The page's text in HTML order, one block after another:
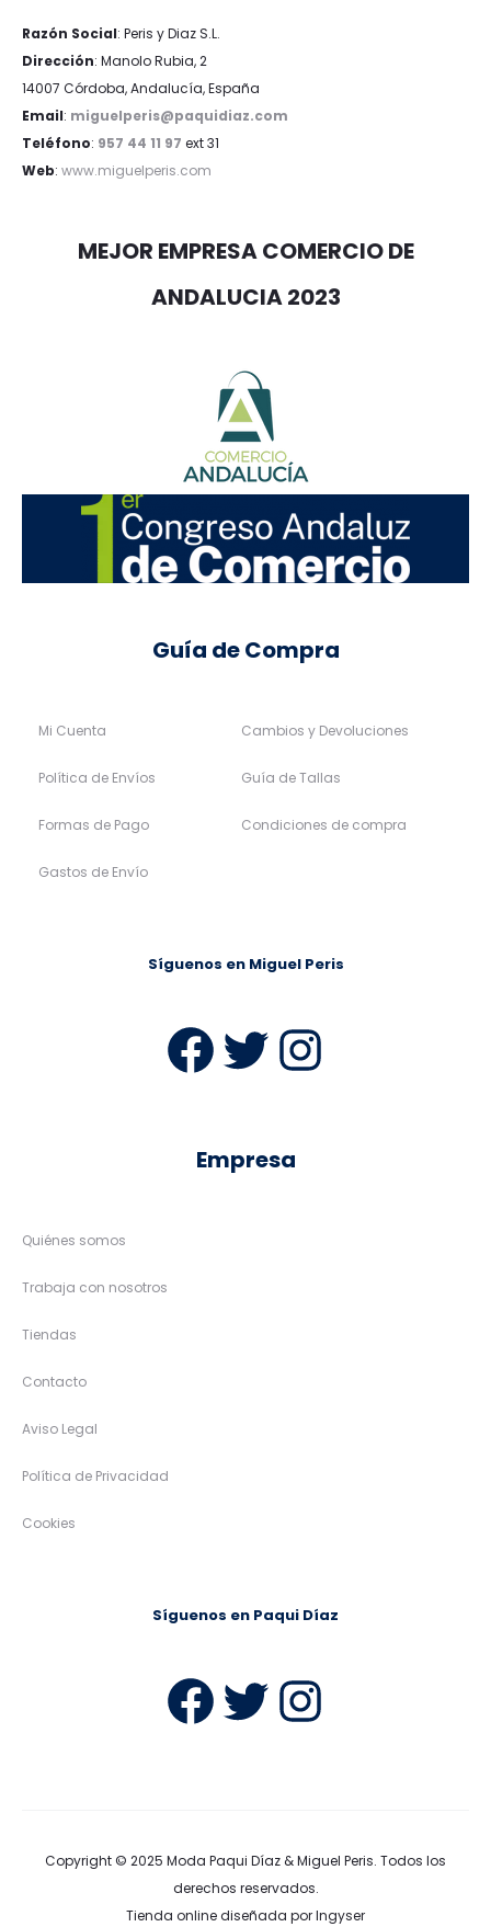
Razón Social: Peris y Diaz S.L.
Dirección: Manolo Rubia, 2
14007 Córdoba, Andalucía, España
Email: miguelperis@paquidiaz.com
Teléfono: 957 44 11 97 ext 31
Web: www.miguelperis.com
MEJOR EMPRESA COMERCIO DE
ANDALUCIA 2023
Guía de Compra
Mi Cuenta
Política de Envíos
Formas de Pago
Gastos de Envío
Cambios y Devoluciones
Guía de Tallas
Condiciones de compra
Síguenos en Miguel Peris
Facebook
Twitter
Empresa
Quiénes somos
Trabaja con nosotros
Tiendas
Contacto
Aviso Legal
Política de Privacidad
Cookies
Síguenos en Paqui Díaz
Facebook
Twitter
Copyright © 2025 Moda Paqui Díaz & Miguel Peris. Todos los
derechos reservados.
Tienda online diseñada por Ingyser